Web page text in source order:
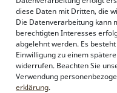
Alpenflüstern
Philosophie
Händlerbereich
Firmenkunden
Sonderanfertigungen
Pressebereich
Kontakt & Impressum
diese Daten mit Dritten, die
Die Datenverarbeitung kann
berechtigten Interesses
abgelehnt werden. Es
Einwilligung zu einem
widerrufen. Beachten Sie
Verwendung
erklärung.